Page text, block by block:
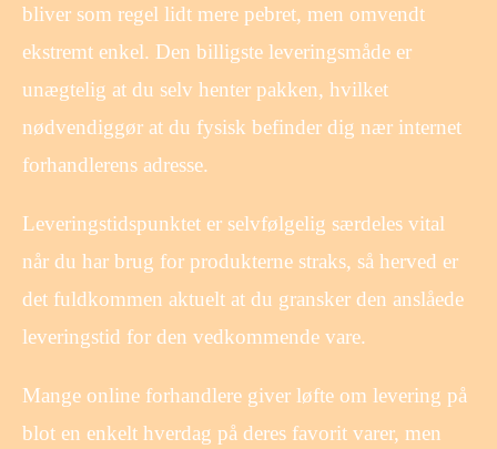
bliver som regel lidt mere pebret, men omvendt
ekstremt enkel. Den billigste leveringsmåde er
unægtelig at du selv henter pakken, hvilket
nødvendiggør at du fysisk befinder dig nær internet
forhandlerens adresse.
Leveringstidspunktet er selvfølgelig særdeles vital
når du har brug for produkterne straks, så herved er
det fuldkommen aktuelt at du gransker den anslåede
leveringstid for den vedkommende vare.
Mange online forhandlere giver løfte om levering på
blot en enkelt hverdag på deres favorit varer, men